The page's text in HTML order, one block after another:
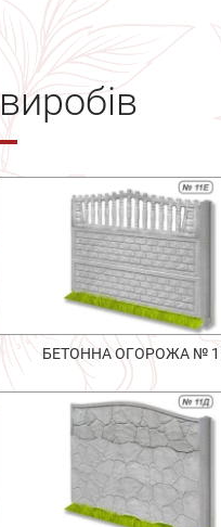
БЕТОННА ОГОРОЖА №